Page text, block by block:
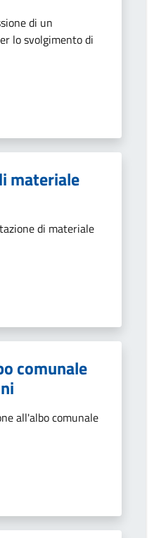
di un
lo svolgimento di
materiale
di materiale
comunale
all'albo comunale